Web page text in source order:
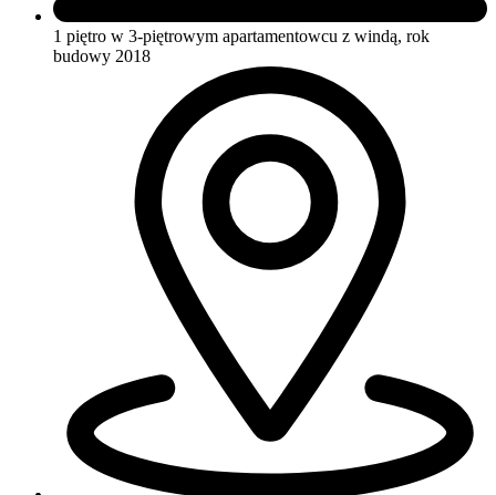
1 piętro w 3-piętrowym apartamentowcu z windą, rok
budowy 2018